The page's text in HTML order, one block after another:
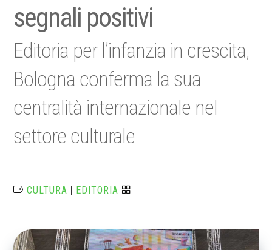
segnali positivi
Editoria per l’infanzia in crescita,
Bologna conferma la sua
centralità internazionale nel
settore culturale
CULTURA | EDITORIA